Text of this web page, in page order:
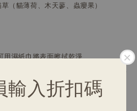
輸入折扣碼
（貓薄荷、木天蓼、蟲癭果）
用濕紙巾將表面擦拭乾淨
及貓草放入密封袋中，輕輕搓揉增加貓